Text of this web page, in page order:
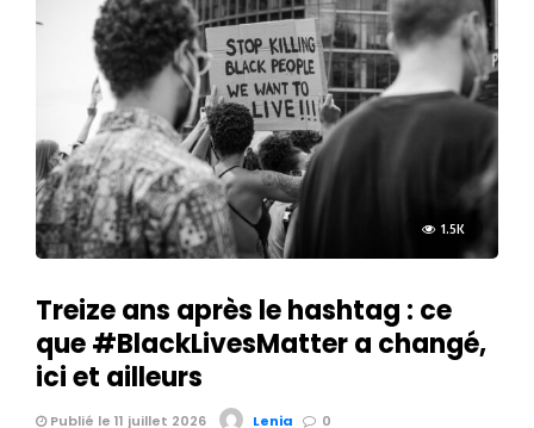
1.5K
Treize ans après le hashtag : ce
que #BlackLivesMatter a changé,
ici et ailleurs
Publié le 11 juillet 2026 Lenia 0